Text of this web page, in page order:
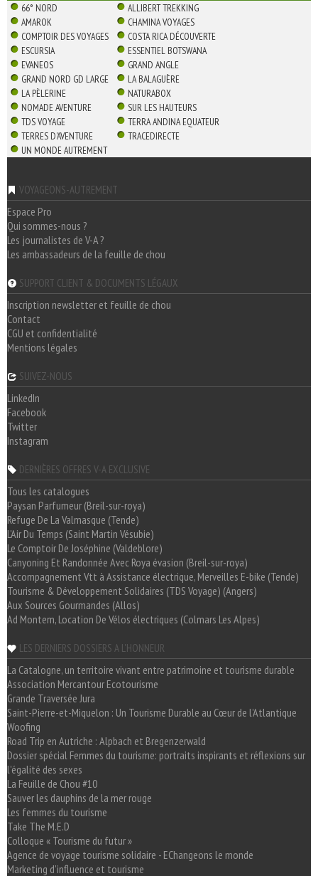
66° NORD
ALLIBERT TREKKING
AMAROK
CHAMINA VOYAGES
COMPTOIR DES VOYAGES
COSTA RICA DÉCOUVERTE
ESCURSIA
ESSENTIEL BOTSWANA
EVANEOS
GRAND ANGLE
GRAND NORD GD LARGE
LA BALAGUÈRE
LA PÈLERINE
NATURABOX
NOMADE AVENTURE
SUR LES HAUTEURS
TDS VOYAGE
TERRA ANDINA EQUATEUR
TERRES D'AVENTURE
TRACEDIRECTE
UN MONDE AUTREMENT
VOYAGEONS-AUTREMENT
Espace Pro
Qui sommes-nous ?
Les journalistes de V-A ?
Les ambassadeurs de la feuille de chou
SUPPORT CLIENT & DOCUMENTS LÉGAUX
Inscription newsletter et feuille de chou
Contact
CGU et confidentialité
Mentions légales
SUIVEZ-NOUS
LinkedIn
Facebook
Twitter
Instagram
DERNIÈRES OFFRES V-A EXCLUSIVE
Tous les catalogues
Paysan Parfumeur (Breil-sur-roya)
Refuge De La Valmasque (Tende)
L'Air Du Temps (Saint Martin Vésubie)
Le Comptoir De Joséphine (Valdeblore)
Canyoning Et Randonnée Avec Roya évasion (Breil-sur-roya)
Accompagnement Vtt à Assistance électrique, Merveilles E-bike (Tende)
Tourisme & Développement Solidaires (TDS Voyage) (Angers)
Aux Sources Gourmandes (Allos)
Ad Montem, Location De Vélos électriques (Colmars Les Alpes)
LES DERNIERS DOSSIERS A L'HONNEUR
La Catalogne, un territoire vivant entre patrimoine et tourisme durable
Association Mercantour Ecotourisme
Grande Traversée Jura
Saint-Pierre-et-Miquelon : Un Tourisme Durable au Cœur de l'Atlantique
Woofing
Road Trip en Autriche : Alpbach et Bregenzerwald
Dossier spécial Femmes du tourisme: portraits inspirants et réflexions sur
l'égalité des sexes
La Feuille de Chou #10
Sauver les dauphins de la mer rouge
Les femmes du tourisme
Take The M.E.D
Colloque « Tourisme du futur »
Agence de voyage tourisme solidaire - EChangeons le monde
Marketing d'influence et tourisme